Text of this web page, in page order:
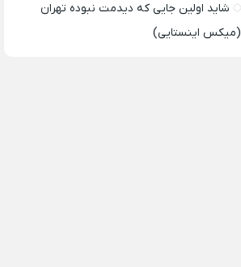
شاید اولین جایی که دیدمت نبوده تهران
(میکس اینستایی)